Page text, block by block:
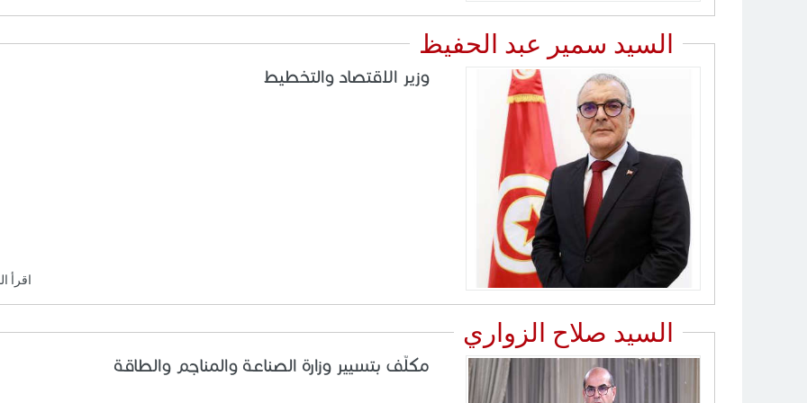
السيد سمير عبد الحفيظ
وزير الاقتصاد والتخطيط
اقرأ
السيد صلاح الزواري
مكلّف بتسيير وزارة الصناعة والمناجم والطاقة